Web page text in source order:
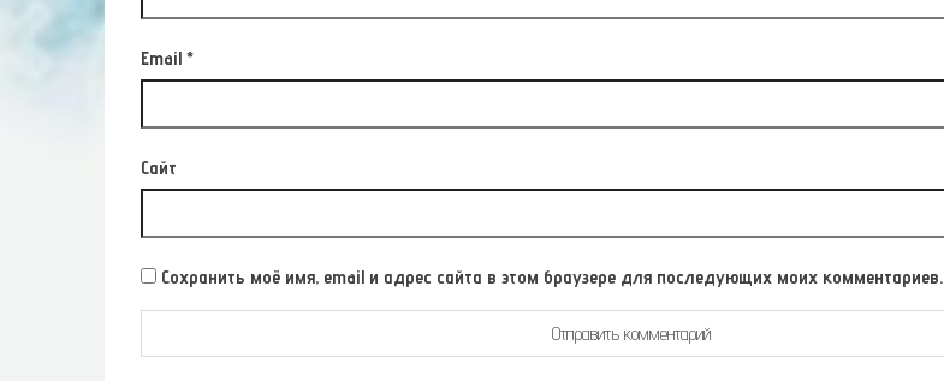
Email *
Сайт
Сохранить моё имя, email и адрес сайта в этом браузере для последующих моих комментариев.